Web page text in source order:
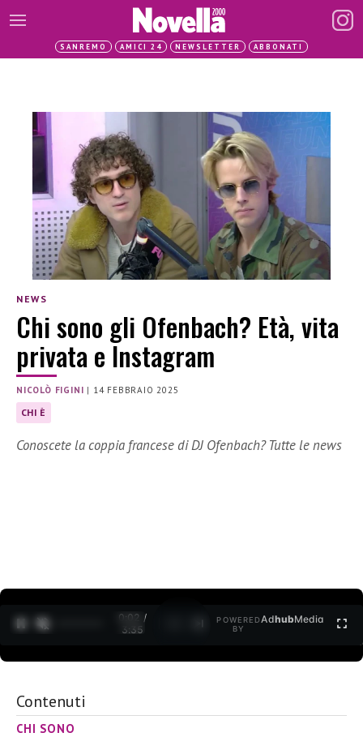
SANREMO AMICI 24 NEWSLETTER ABBONATI
NEWS
Chi sono gli Ofenbach? Età, vita
privata e Instagram
NICOLÒ FIGINI | 14 FEBBRAIO 2025
CHI È
Conoscete la coppia francese di DJ Ofenbach? Tutte le news
0:03 /
3:35
POWERED
BY
AdhubMedia
Contenuti
CHI SONO